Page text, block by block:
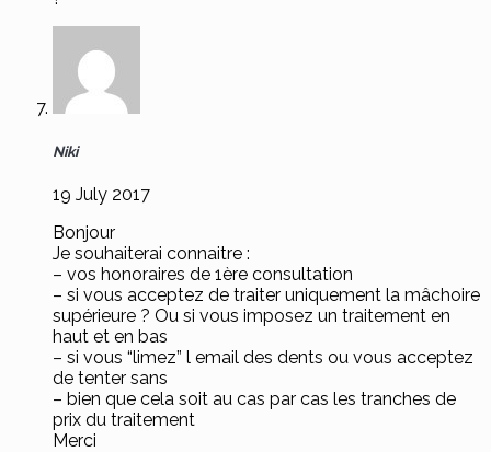
Niki
19 July 2017
Bonjour
Je souhaiterai connaitre :
– vos honoraires de 1ère consultation
– si vous acceptez de traiter uniquement la mâchoire
supérieure ? Ou si vous imposez un traitement en
haut et en bas
– si vous “limez” l email des dents ou vous acceptez
de tenter sans
– bien que cela soit au cas par cas les tranches de
prix du traitement
Merci